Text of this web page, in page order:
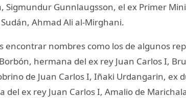
Sigmundur Gunnlaugsson, el ex Primer
Ahmad Ali al-Mirghani.
encontrar nombres como los de algunos
hermana del ex rey Juan Carlos I,
de Juan Carlos I, Iñaki Urdangarin, ex
ex rey Juan Carlos I, Amalio de